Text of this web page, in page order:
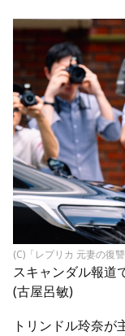
(C)「レプリカ 元妻の復
スキャンダル報道
(古屋呂敏)
トリンドル玲奈が